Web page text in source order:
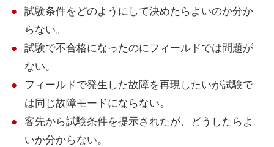
試験条件をどのようにして決めたらよいのか分か
らない。
試験で不合格になったのにフィールドでは問題が
ない。
フィールドで発生した故障を再現したいが試験で
は同じ故障モードにならない。
客先から試験条件を提示されたが、どうしたらよ
いか分からない。